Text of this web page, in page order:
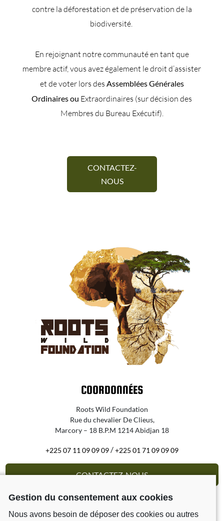
contre la déforestation et de préservation de la
biodiversité.
En rejoignant notre communauté en tant que
membre actif, vous avez également le droit d’assister
et de voter lors des Assemblées Générales
Ordinaires ou Extraordinaires (sur décision des
Membres du Bureau Exécutif).
CONTACTEZ-
NOUS
COORDONNÉES
Roots Wild Foundation
Rue du chevalier De Clieus,
Marcory – 18 B.P.M 1214 Abidjan 18
+225 07 11 09 09 09 /+225 01 71 09 09 09
CONTACTEZ-NOUS
Gestion du consentement aux cookies
Nous avons besoin de déposer des cookies ou autres